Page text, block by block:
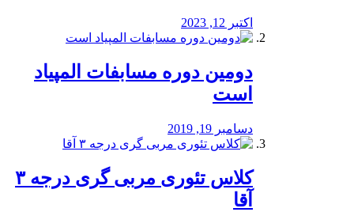
اکتبر 12, 2023
دومین دوره مسابفات المپیاد
است
دسامبر 19, 2019
کلاس تئوری مربی گری درجه ۳
آقا